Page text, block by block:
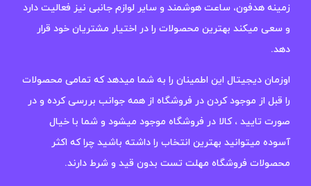
زمینه هدفون، ساعت هوشمند و سایر لوازم جانبی نیز فعالیت دارد
و سعی میکند بهترین محصولات را در اختیار مشتریان خود قرار
دهد.
اوزمان دیجیتال این اطمینان را به شما میدهد که تمامی محصولات
را قبل از موجود کردن در فروشگاه از همه جوانب بررسی کرده و در
صورت تایید ، کالا در فروشگاه موجود میشود و شما با خیال
آسوده میتوانید بهترین انتخاب را داشته باشید چرا که اکثر
محصولات فروشگاه مهلت تست بدون قید و شرط دارند.